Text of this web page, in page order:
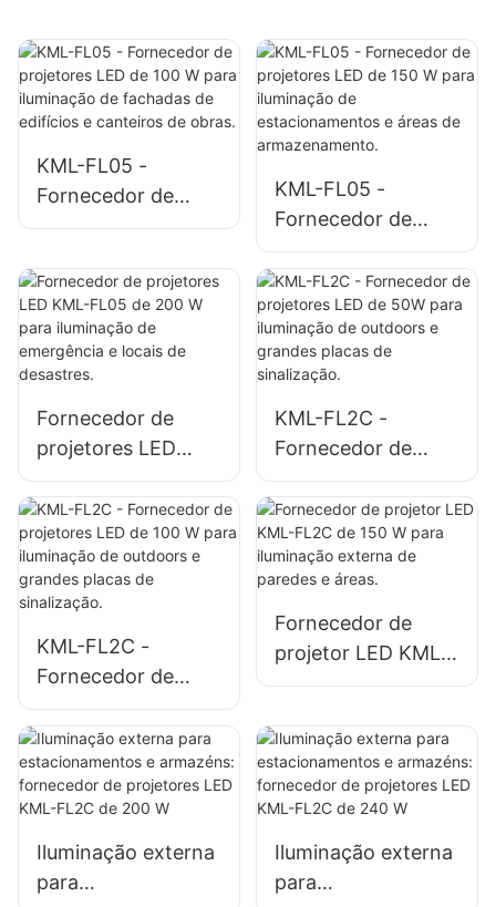
KML-FL05 -
Fornecedor de
projetores LED de
iluminação de
fachadas de
edifícios e
canteiros de obras.
KML-FL05 -
Fornecedor de
projetores LED de
150 W para
iluminação de
estacionamentos e
áreas de
Fornecedor de
projetores LED
KML-FL05 de 200
W para iluminação
de emergência e
locais de desastres.
KML-FL2C -
Fornecedor de
projetores LED de
50W para
iluminação de
outdoors e grandes
sinalização.
KML-FL2C -
Fornecedor de
projetores LED de
100 W para
iluminação de
outdoors e grandes
sinalização.
Fornecedor de
projetor LED KML-
FL2C de 150 W
externa de paredes
e áreas.
Iluminação externa
para
Iluminação externa
para